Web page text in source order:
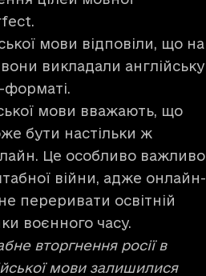
мови відповіли, що на
викладали англійську
мови вважають, що
бути настільки ж
Це особливо важливо
війни, адже онлайн-
переривати освітній
воєнного часу.
вторгнення росії в
мови залишилися